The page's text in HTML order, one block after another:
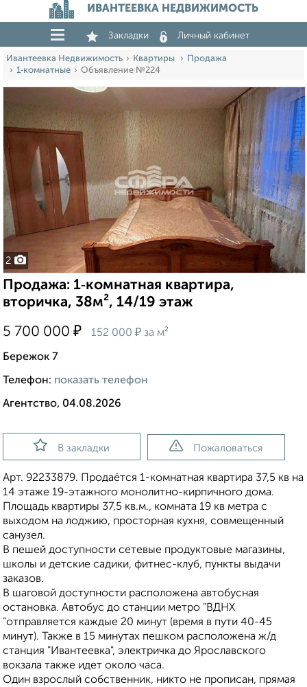
ИВАНТЕЕВКА НЕДВИЖИМОСТЬ
Закладки Личный кабинет
Ивантеевка Недвижимость Квартиры
Продажа
1‑комнатные
Объявление №224
2
Продажа: 1‑комнатная квартира,
вторичка, 38м², 14/19 этаж
5 700 000 ₽ 152 000 ₽ за м²
Бережок 7
Телефон: показать телефон
Агентство, 04.08.2026
В закладки Пожаловаться
Арт. 92233879. Продаётся 1-комнатная квартира 37,5 кв на
14 этаже 19-этажного монолитно-кирпичного дома.
Площадь квартиры 37,5 кв.м., комната 19 кв метра с
выходом на лоджию, просторная кухня, совмещенный
санузел.
В пешей доступности сетевые продуктовые магазины,
школы и детские садики, фитнес-клуб, пункты выдачи
заказов.
В шаговой доступности расположена автобусная
остановка. Автобус до станции метро "ВДНХ
"отправляется каждые 20 минут (время в пути 40-45
минут). Также в 15 минутах пешком расположена ж/д
станция "Ивантеевка", электричка до Ярославского
вокзала также идет около часа.
Один взрослый собственник, никто не прописан, прямая